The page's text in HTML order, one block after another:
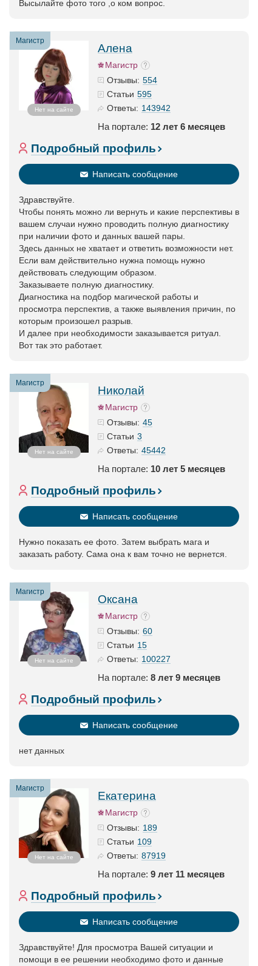
Высылайте фото того ,о ком вопрос.
Магистр
Нет на сайте
Алена
Магистр
Отзывы: 554
Статьи 595
Ответы: 143942
На портале: 12 лет 6 месяцев
Подробный профиль
Написать сообщение
Здравствуйте.
Чтобы понять можно ли вернуть и какие перспективы в
вашем случаи нужно проводить полную диагностику
при наличии фото и данных вашей пары.
Здесь данных не хватает и ответить возможности нет.
Если вам действительно нужна помощь нужно
действовать следующим образом.
Заказываете полную диагностику.
Диагностика на подбор магической работы и
просмотра перспектив, а также выявления причин, по
которым произошел разрыв.
И далее при необходимости заказывается ритуал.
Вот так это работает.
Магистр
Нет на сайте
Николай
Магистр
Отзывы: 45
Статьи 3
Ответы: 45442
На портале: 10 лет 5 месяцев
Подробный профиль
Написать сообщение
Нужно показать ее фото. Затем выбрать мага и
заказать работу. Сама она к вам точно не вернется.
Магистр
Нет на сайте
Оксана
Магистр
Отзывы: 60
Статьи 15
Ответы: 100227
На портале: 8 лет 9 месяцев
Подробный профиль
Написать сообщение
нет данных
Магистр
Нет на сайте
Екатерина
Магистр
Отзывы: 189
Статьи 109
Ответы: 87919
На портале: 9 лет 11 месяцев
Подробный профиль
Написать сообщение
Здравствуйте! Для просмотра Вашей ситуации и
помощи в ее решении необходимо фото и данные